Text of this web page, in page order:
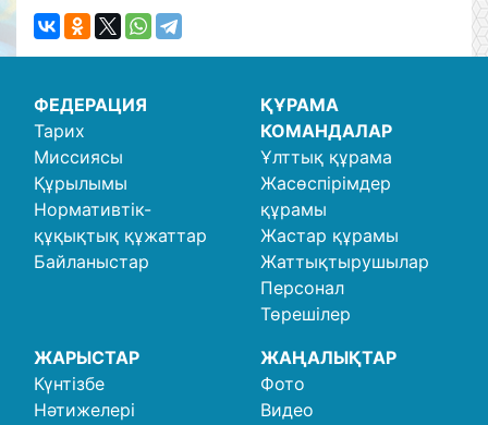
ФЕДЕРАЦИЯ
Тарих
Миссиясы
Құрылымы
Нормативтік-
құқықтық құжаттар
Байланыстар
ҚҰРАМА
КОМАНДАЛАР
Ұлттық құрама
Жасөспірімдер
құрамы
Жастар құрамы
Жаттықтырушылар
Персонал
Төрешілер
ЖАРЫСТАР
Күнтізбе
Нәтижелері
ЖАҢАЛЫҚТАР
Фото
Видео